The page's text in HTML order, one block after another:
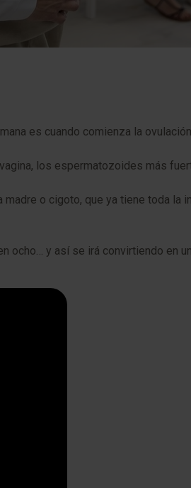
es cuando comienza la
los espermatozoides más
o cigoto, que ya tiene toda la
ocho… y así se irá convirtiendo en